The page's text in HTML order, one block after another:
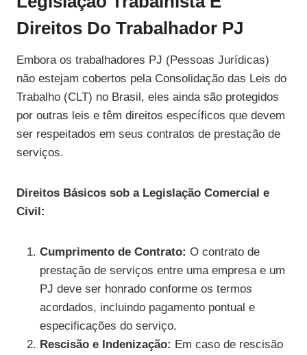
Direitos Do Trabalhador PJ
Embora os trabalhadores PJ (Pessoas Jurídicas)
não estejam cobertos pela Consolidação das Leis do
Trabalho (CLT) no Brasil, eles ainda são protegidos
por outras leis e têm direitos específicos que devem
ser respeitados em seus contratos de prestação de
serviços.
Direitos Básicos sob a Legislação Comercial e
Civil:
Cumprimento de Contrato: O contrato de
prestação de serviços entre uma empresa e um
PJ deve ser honrado conforme os termos
acordados, incluindo pagamento pontual e
especificações do serviço.
Rescisão e Indenização: Em caso de rescisão